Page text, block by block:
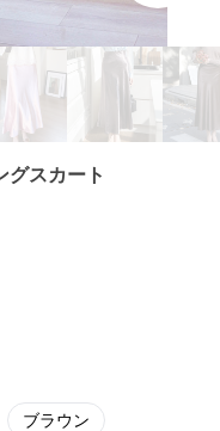
グスカート
ブラウン